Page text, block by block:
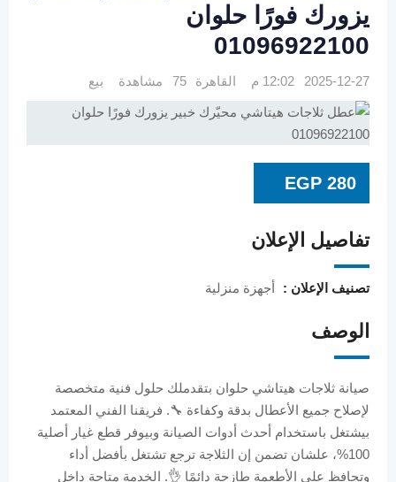
يزورك فورًا حلوان
01096922100
2025-12-27 12:02 م القاهرة 75 مشاهدة بيع
EGP 280
تفاصيل الإعلان
تصنيف الإعلان : أجهزة منزلية
الوصف
صيانة ثلاجات هيتاشي حلوان بتقدملك حلول فنية متخصصة
لإصلاح جميع الأعطال بدقة وكفاءة 🔧. فريقنا الفني المعتمد
بيشتغل باستخدام أحدث أدوات الصيانة وبيوفر قطع غيار أصلية
100%، علشان تضمن إن الثلاجة ترجع تشتغل بأفضل أداء
وتحافظ على الأطعمة طازجة دائمًا 👌. الخدمة متاحة داخل